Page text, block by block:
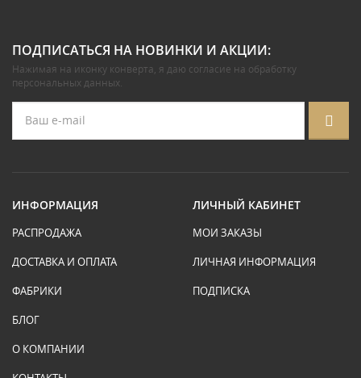
ПОДПИСАТЬСЯ НА НОВИНКИ И АКЦИИ:
Нажимая на иконку конверта, я даю согласие на обработку
персональных данных.
ИНФОРМАЦИЯ
РАСПРОДАЖА
ДОСТАВКА И ОПЛАТА
ФАБРИКИ
БЛОГ
О КОМПАНИИ
ЛИЧНЫЙ КАБИНЕТ
МОИ ЗАКАЗЫ
ЛИЧНАЯ ИНФОРМАЦИЯ
ПОДПИСКА